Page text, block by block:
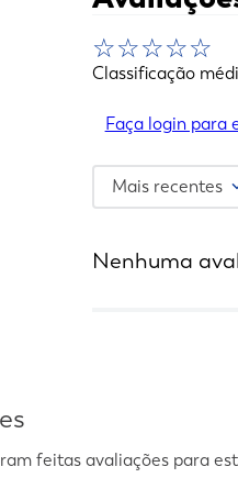
☆☆☆☆☆
Classificação
Faça login para
Mais recentes
Nenhuma
feitas avaliações para